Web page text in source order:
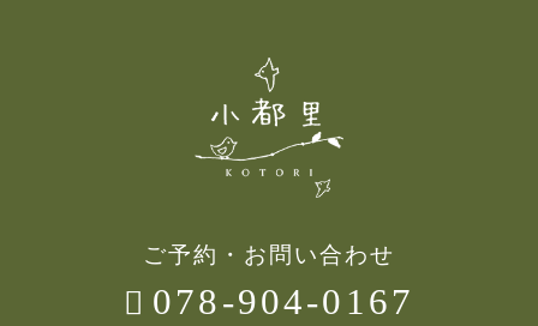
ご予約・お問い合わせ
078-904-0167